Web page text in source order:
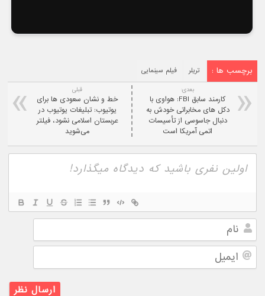
برچسب ها : تریلر فیلم سینمایی
قبلی
خط و نشان سعودی ها برای
یوتیوب: تبلیغات‌ یوتیوب در
عربستان اسلامی نشود، فیلتر
می‌شوید
بعدی:
کارمند سابق FBI: هواوی با
دکل های مخابراتی خودش به
دنبال جاسوسی از تأسیسات
اتمی آمریکا است
نام